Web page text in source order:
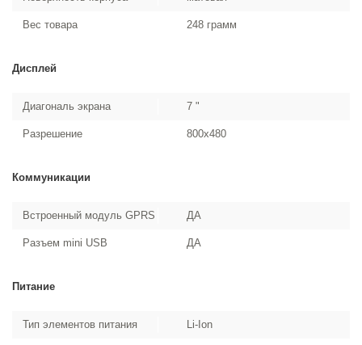
Вес товара 248 грамм
Дисплей
Диагональ экрана 7 "
Разрешение 800x480
Коммуникации
Встроенный модуль GPRS ДА
Разъем mini USB ДА
Питание
Тип элементов питания Li-Ion